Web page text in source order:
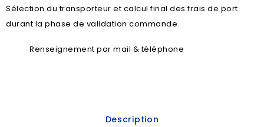
Sélection du transporteur et calcul final des frais de port
durant la phase de validation commande.
Renseignement par mail & téléphone
Description